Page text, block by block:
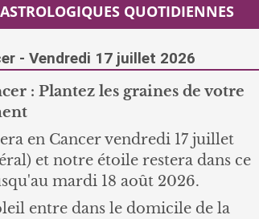
QUOTIDIENNES
- Vendredi 17 juillet 2026
: Plantez les graines de votre
en Cancer vendredi 17 juillet
et notre étoile restera dans ce
mardi 18 août 2026.
entre dans le domicile de la